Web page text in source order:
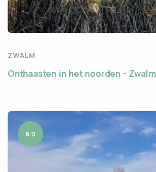
ZWALM
Onthaasten in het noorden - Zwalm
6.9